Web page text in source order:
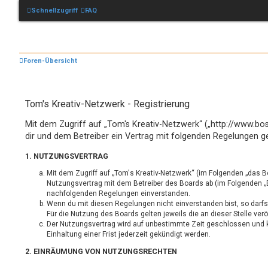
Schnellzugriff FAQ
Foren-Übersicht
Tom's Kreativ-Netzwerk - Registrierung
Mit dem Zugriff auf „Tom's Kreativ-Netzwerk“ („http://
dir und dem Betreiber ein Vertrag mit folgenden Regelungen
1. NUTZUNGSVERTRAG
Mit dem Zugriff auf „Tom's Kreativ-Netzwerk“ (im Folgenden „das
Nutzungsvertrag mit dem Betreiber des Boards ab (im Folgenden
nachfolgenden Regelungen einverstanden.
Wenn du mit diesen Regelungen nicht einverstanden bist, so
Für die Nutzung des Boards gelten jeweils die an dieser Stelle
Der Nutzungsvertrag wird auf unbestimmte Zeit geschlossen und
Einhaltung einer Frist jederzeit gekündigt werden.
2. EINRÄUMUNG VON NUTZUNGSRECHTEN